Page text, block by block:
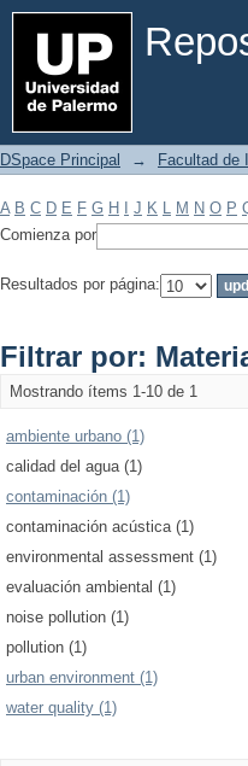
Filtrar por: Materia
DSpace Principal → Facultad de
A B C D E F G H J K L M N O P
Comienza por
Resultados por página:
Filtrar por:
Mostrando ítems 1-10 de 1
ambiente urbano (1)
calidad del agua (1)
contaminación (1)
contaminación acústica (1)
environmental assessment (1)
evaluación ambiental (1)
noise pollution (1)
pollution (1)
urban environment (1)
water quality (1)